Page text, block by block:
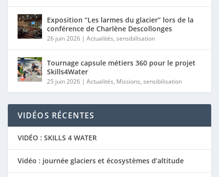
Exposition “Les larmes du glacier” lors de la
conférence de Charlène Descollonges
26 juin 2026| Actualités, sensibilisation
Tournage capsule métiers 360 pour le projet
Skills4Water
25 juin 2026| Actualités, Missions, sensibilisation
VIDÉOS RÉCENTES
VIDÉO : SKILLS 4 WATER
Vidéo : journée glaciers et écosystèmes d’altitude